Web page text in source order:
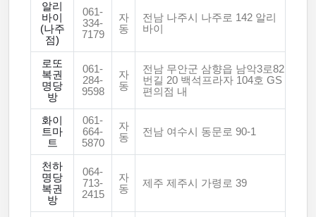
알리
바이
(나주
점)
061-
334-
7179
자
동
전남 나주시 나주로 142 알리
바이
로또
복권
명당
방
061-
284-
9598
자
동
전남 무안군 삼향읍 남악3로82
번길 20 백석프라자 104호 GS
편의점 내
화이
트마
트
061-
664-
5870
자
동
전남 여수시 동문로 90-1
천하
명당
복권
방
064-
713-
2415
자
동
제주 제주시 가령로 39